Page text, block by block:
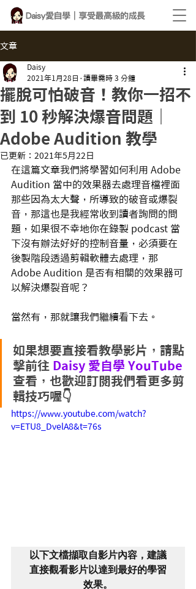
文章
擺脫可怕破音！教你一招不
到 10 秒解決爆音問題｜
Adobe Audition 教學
Daisy
2021年1月28日
讀畢需時 3 分鐘
已更新： 2021年5月22日
在這篇文章我們將學習如何利用 Adobe
Audition 當中的效果器去處理音檔裡面
那些因為太大聲，所導致的破音或爆裂
音，那這也是我經常收到讀者詢問的問
題，如果很不幸地你在錄製 podcast 當
下沒有辦法好好的控制音量，必須要在
後製階段透過剪輯軟體去處理，那
Adobe Audition 是否有相關的效果器可
以解決爆裂音呢？
當然有，那就讓我們繼續看下去。
如果想要直接看教學影片，請點
擊前往 Daisy 愛自學 YouTube
查看，也歡迎訂閱我們看更多剪
輯技巧喔👇
https://www.youtube.com/watch?
v=ETU8_DvelA8&t=76s
以下文檔擷取自影片內容，建議
直接觀看影片以達到最好的學習
效果。